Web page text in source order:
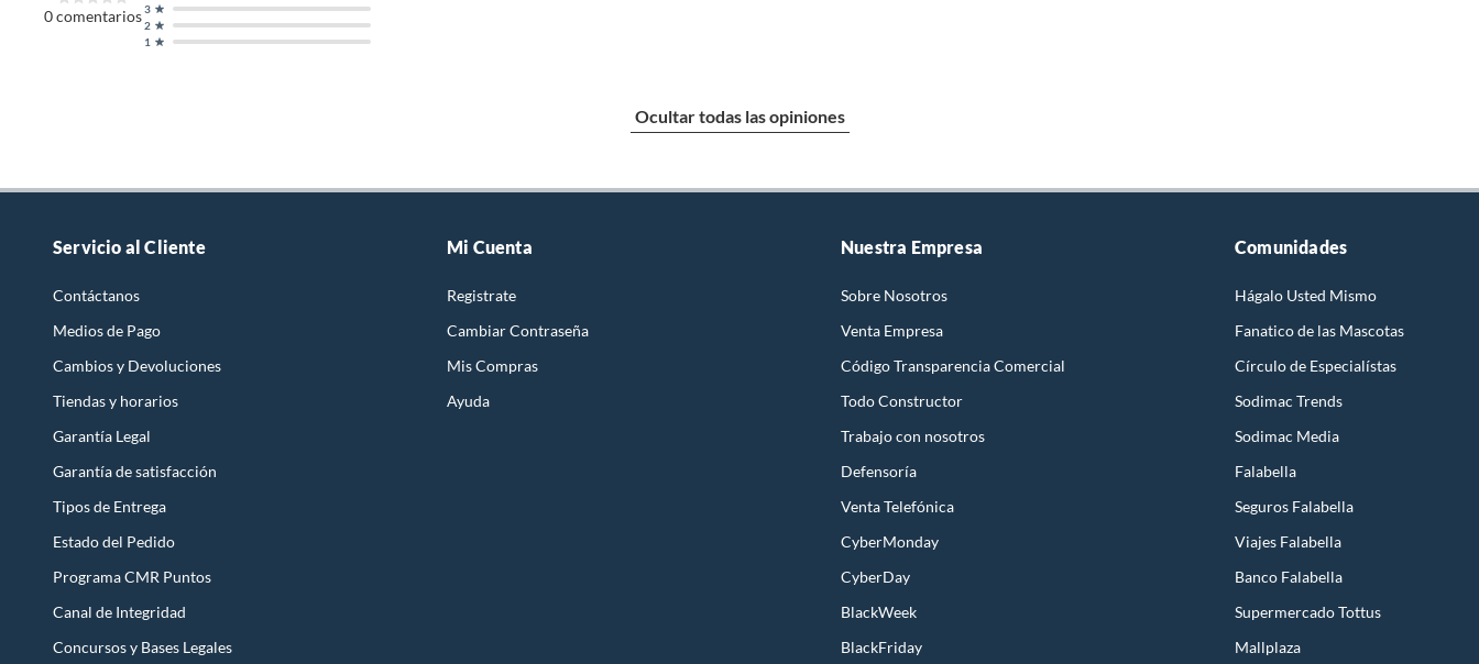
0comentarios
1
2
3
Ocultar todas las opiniones
Servicio al Cliente
Contáctanos
Medios de Pago
Cambios y Devoluciones
Tiendas y horarios
Garantía Legal
Garantía de satisfacción
Tipos de Entrega
Estado del Pedido
Programa CMR Puntos
Canal de Integridad
Concursos y Bases Legales
Mi Cuenta
Registrate
Cambiar Contraseña
Mis Compras
Ayuda
Nuestra Empresa
Sobre Nosotros
Venta Empresa
Código Transparencia Comercial
Todo Constructor
Trabajo con nosotros
Defensoría
Venta Telefónica
CyberMonday
CyberDay
BlackWeek
BlackFriday
Comunidades
Hágalo Usted Mismo
Fanatico de las Mascotas
Círculo de Especialístas
Sodimac Trends
Sodimac Media
Falabella
Seguros Falabella
Viajes Falabella
Banco Falabella
Supermercado Tottus
Mallplaza